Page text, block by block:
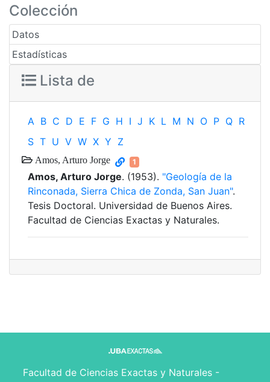
Colección
Datos
Estadísticas
Lista de
A B C D E F G H I J K L M N O P Q R
S T U V W X Y Z
Amos, Arturo Jorge 1
Amos, Arturo Jorge. (1953). "Geología de la
Rinconada, Sierra Chica de Zonda, San Juan".
Tesis Doctoral. Universidad de Buenos Aires.
Facultad de Ciencias Exactas y Naturales.
Facultad de Ciencias Exactas y Naturales -